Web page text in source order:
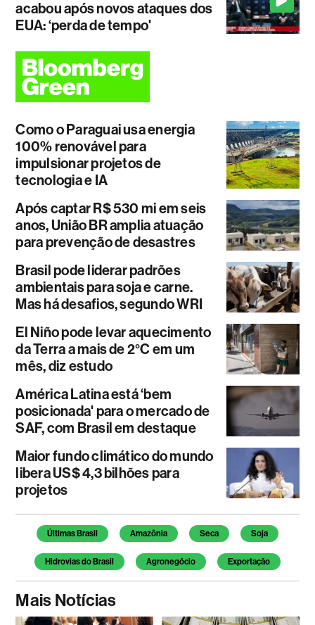
acabou após novos ataques dos
EUA: ‘perda de tempo'
Como o Paraguai usa energia
100% renovável para
impulsionar projetos de
tecnologia e IA
Após captar R$ 530 mi em seis
anos, União BR amplia atuação
para prevenção de desastres
Brasil pode liderar padrões
ambientais para soja e carne.
Mas há desafios, segundo WRI
El Niño pode levar aquecimento
da Terra a mais de 2°C em um
mês, diz estudo
América Latina está ‘bem
posicionada' para o mercado de
SAF, com Brasil em destaque
Maior fundo climático do mundo
libera US$ 4,3 bilhões para
projetos
Temas deste artigo
Últimas Brasil Amazônia Seca Soja
Hidrovias do Brasil Agronegócio Exportação
Mais Notícias